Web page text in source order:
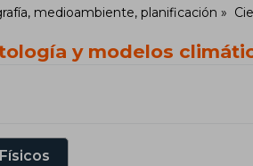
medioambiente, planificación
y modelos